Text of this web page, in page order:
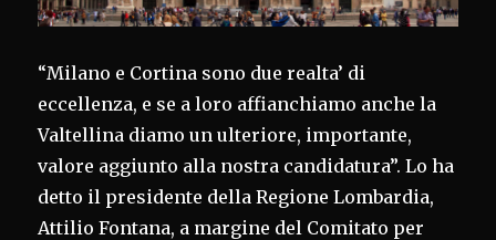
“Milano e Cortina sono due realta’ di
eccellenza, e se a loro affianchiamo anche la
Valtellina diamo un ulteriore, importante,
valore aggiunto alla nostra candidatura”. Lo ha
detto il presidente della Regione Lombardia,
Attilio Fontana, a margine del Comitato per